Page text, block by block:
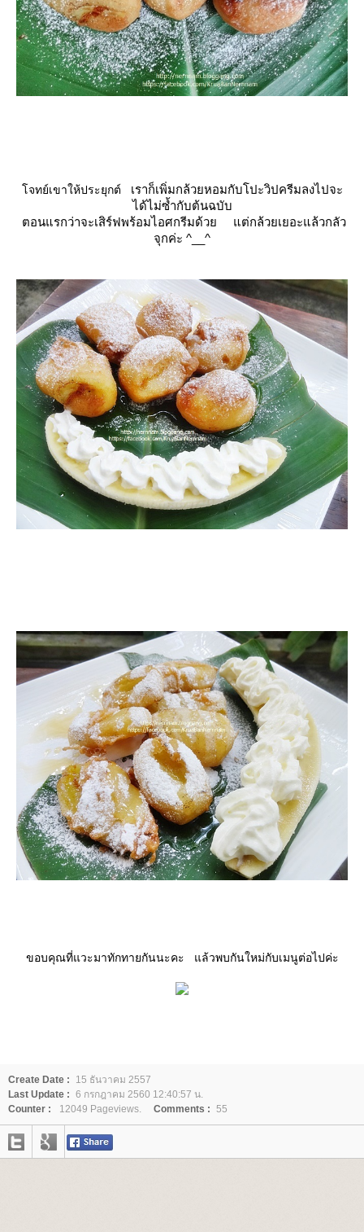
จทย์เขาให้ประยุกต์ เราก็เพิ่มกล้วยหอมกับโปะวิปครีมลงไปจะ
ได้ไม่ซ้ำกับต้นฉบับ
ตอนแรกว่าจะเสิร์ฟพร้อมไอศกรีมด้ว ต่กล้วยเยอะแล้วกลัว
จุกค่ะ ^__^
ขอบคุณที่แวะมาทักทายกันนะคะ แล้วพบกันใหม่กับเมนูต่อไปค่ะ
Create Date :
15 ธันวาคม 2557
Last Update : 6 กรกฎาคม 2560 12:40:57 น.
Counter :
12049 Pageviews. Comments : 55